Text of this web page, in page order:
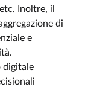
Inoltre, il
di
e
digitale